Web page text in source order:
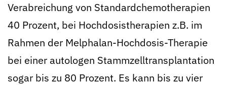
Verabreichung von Standardchemotherapien
40 Prozent, bei Hochdosistherapien z.B. im
Rahmen der Melphalan-Hochdosis-Therapie
bei einer autologen Stammzelltransplantation
sogar bis zu 80 Prozent. Es kann bis zu vier